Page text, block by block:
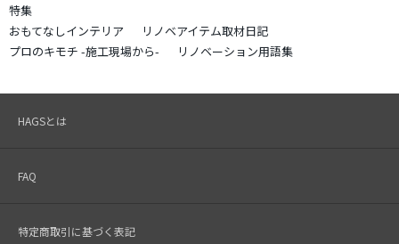
特集
おもてなしインテリア
リノベアイテム取材日記
プロのキモチ -施工現場から-
リノベーション用語集
HAGSとは
FAQ
特定商取引に基づく表記